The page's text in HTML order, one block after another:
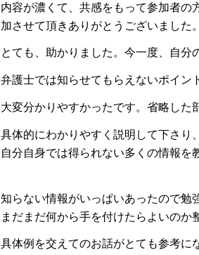
内容が濃くて、共感をもって参加者の
加させて頂きありがとうございました。
とても、助かりました。今一度、自分
弁護士では知らせてもらえないポイン
大変分かりやすかったです。省略した
具体的にわかりやすく説明して下さり
自分自身では得られない多くの情報を
知らない情報がいっぱいあったので勉
まだまだ何から手を付けたらよいのか
具体例を交えてのお話がとても参考に